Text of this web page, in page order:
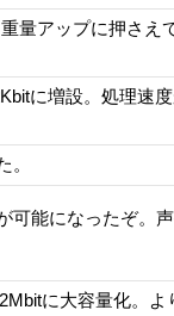
量アップに押さえ
に増設。処理速
。
可能になったぞ。
に大容量化。よ